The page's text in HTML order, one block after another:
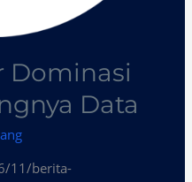
Dominasi
Data
11/berita-